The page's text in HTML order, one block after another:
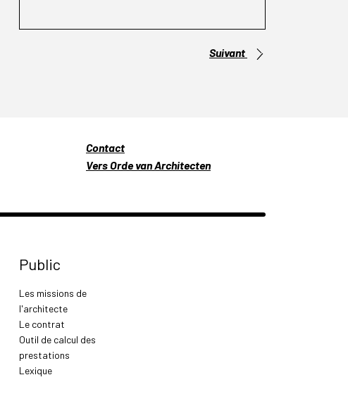
Suivant
Contact
Vers Orde van Architecten
Public
Les missions de
l'architecte
Le contrat
Outil de calcul des
prestations
Lexique